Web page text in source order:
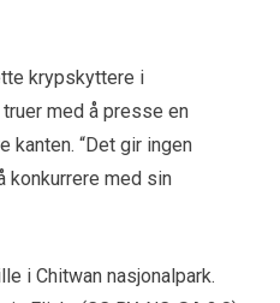
krypskyttere i
med å presse en
kanten. “Det gir ingen
konkurrere med sin
i Chitwan nasjonalpark.